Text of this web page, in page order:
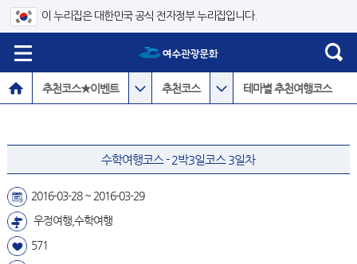
이 누리집은 대한민국 공식 전자정부 누리집입니다.
추천코스★이벤트 추천코스 테마별 추천여행코스
수학여행코스 - 2박3일코스 3일차
2016-03-28 ~ 2016-03-29
우정여행,수학여행
571